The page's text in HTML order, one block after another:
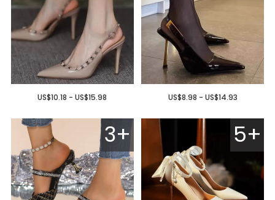
US$8.98 - US$14.93
US$10.18 - US$15.98
5+
3+